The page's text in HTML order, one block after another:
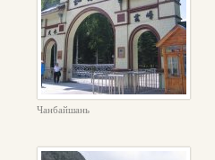
Чанбайшань